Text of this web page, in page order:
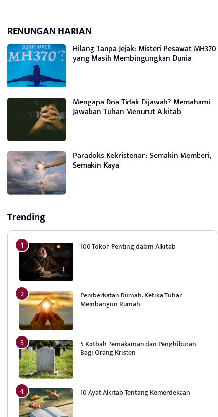
RENUNGAN HARIAN
Hilang Tanpa Jejak: Misteri Pesawat MH370
yang Masih Membingungkan Dunia
Mengapa Doa Tidak Dijawab? Memahami
Jawaban Tuhan Menurut Alkitab
Paradoks Kekristenan: Semakin Memberi,
Semakin Kaya
Trending
100 Tokoh Penting dalam Alkitab
Pemberkatan Rumah: Ketika Tuhan
Membangun Rumah
5 Kotbah Pemakaman dan Penghiburan
Bagi Orang Kristen
10 Ayat Alkitab Tentang Kemerdekaan